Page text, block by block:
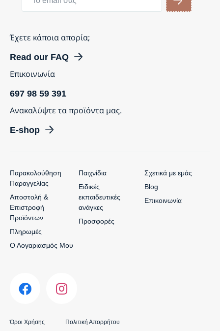
Έχετε κάποια απορία;
Read our FAQ
Επικοινωνία
697 98 59 391
Ανακαλύψτε τα προϊόντα μας.
E-shop
Όροι Χρήσης Πολιτική Απορρήτου
Σχετικά με εμάς
Blog
Επικοινωνία
Παιχνίδια
Ειδικές
εκπαιδευτικές
ανάγκες
Προσφορές
Παρακολούθηση
Παραγγελίας
Αποστολή &
Επιστροφή
Προϊόντων
Πληρωμές
Ο Λογαριασμός Μου